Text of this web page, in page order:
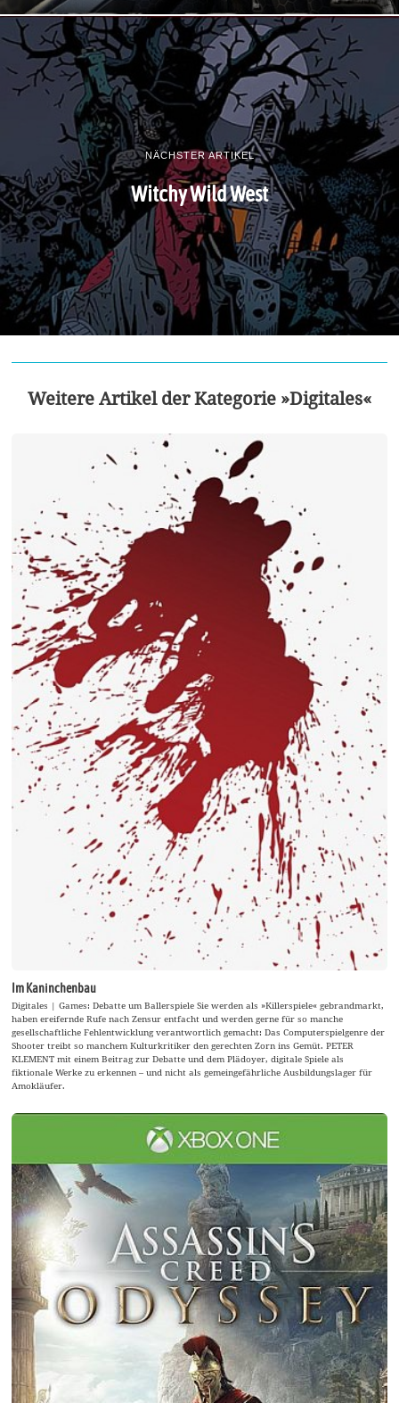
NÄCHSTER ARTIKEL
Witchy Wild West
Weitere Artikel der Kategorie »Digitales«
Im Kaninchenbau
Digitales | Games: Debatte um Ballerspiele Sie werden als »Killerspiele« gebrandmarkt,
haben ereifernde Rufe nach Zensur entfacht und werden gerne für so manche
gesellschaftliche Fehlentwicklung verantwortlich gemacht: Das Computerspielgenre der
Shooter treibt so manchem Kulturkritiker den gerechten Zorn ins Gemüt. PETER
KLEMENT mit einem Beitrag zur Debatte und dem Plädoyer, digitale Spiele als
fiktionale Werke zu erkennen – und nicht als gemeingefährliche Ausbildungslager für
Amokläufer.